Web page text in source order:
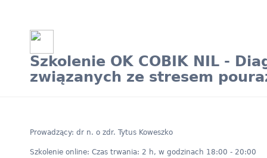
Szkolenie OK COBIK NIL -
związanych ze stresem
Prowadzący: dr n. o zdr. Tytus Koweszko
Szkolenie online: Czas trwania: 2 h, w godzinach 18:00 - 20:00